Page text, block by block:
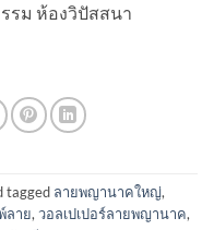
รม ห้องวิปัสสนา
tagged ลายพญานาคใหญ่,
ลาย,วอลเปเปอร์ลายพญานาค,